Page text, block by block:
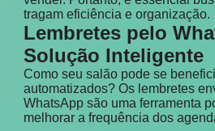
tragam eficiência e organização.
Lembretes pelo
Solução Inteligente
Como seu salão pode se
automatizados? Os lembretes
WhatsApp são uma ferramenta
melhorar a frequência dos